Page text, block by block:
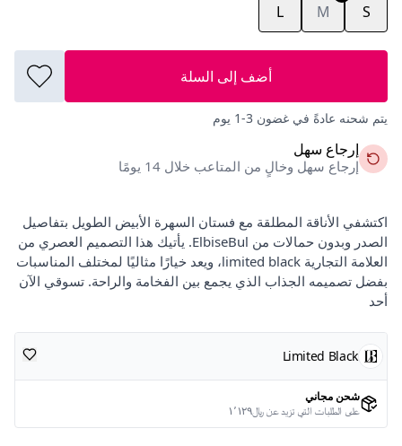
S
M
L
أضف إلى السلة
يتم شحنه عادةً في غضون 3-1 يوم
إرجاع سهل
إرجاع سهل وخالٍ من المتاعب خلال 14 يومًا
اكتشفي الأناقة المطلقة مع فستان السهرة الأبيض الطويل بتفاصيل
الصدر وبدون حمالات من ElbiseBul. يأتيك هذا التصميم العصري من
العلامة التجارية limited black، ويعد خيارًا مثاليًا لمختلف المناسبات
بفضل تصميمه الجذاب الذي يجمع بين الفخامة والراحة. تسوقي الآن
أحد
Limited Black
شحن مجاني
على الطلبات التي تزيد عن ﷼١٬١٢٩